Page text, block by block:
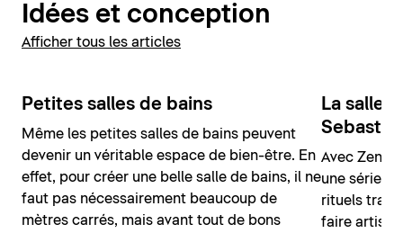
Idées et conception
Afficher tous les articles
Petites salles de bains
Même les petites salles de bains peuvent
devenir un véritable espace de bien-être. En
effet, pour créer une belle salle de bains, il ne
faut pas nécessairement beaucoup de
mètres carrés, mais avant tout de bons
La salle
Avec
une série
rituels
faire